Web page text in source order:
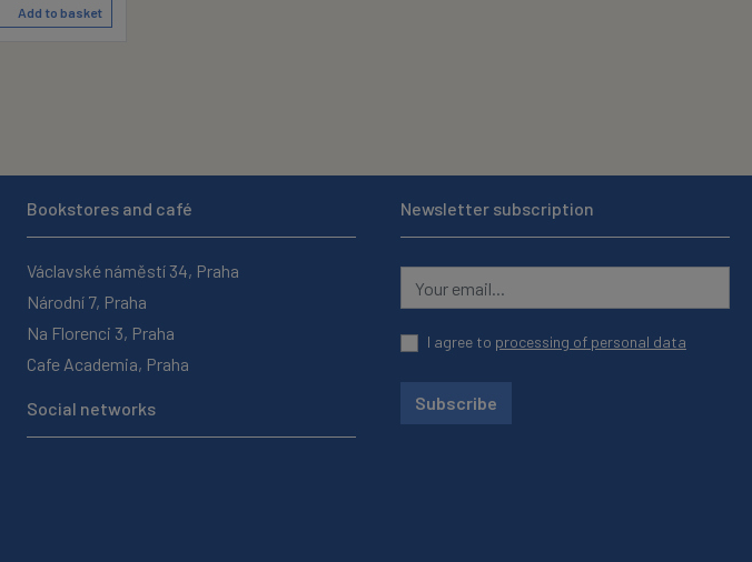
Add to basket
Bookstores and café
Václavské náměstí 34, Praha
Národní 7, Praha
Na Florenci 3, Praha
Cafe Academia, Praha
Social networks
Newsletter subscription
I agree to processing of personal data
Subscribe